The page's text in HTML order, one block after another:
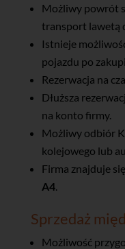
Możliwy powrót
transport lawetą
Istnieje
pojazdu po
Rezerwacja na
Dłuższa
na konto firmy.
Możliwy odbiór
kolejowego lub
Firma znajduje się
A4.
Sprzedaż
Możliwość